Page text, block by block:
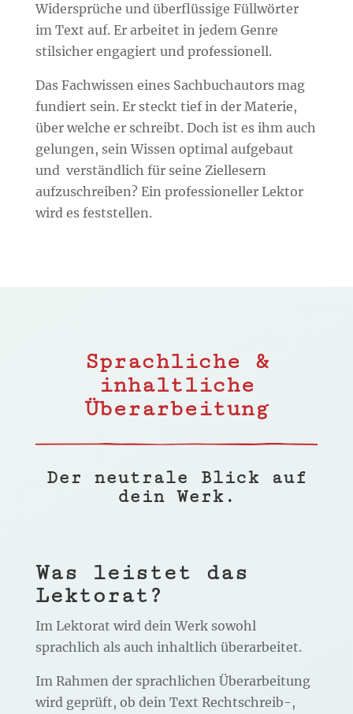
Widersprüche und überflüssige Füllwörter
im Text auf. Er arbeitet in jedem Genre
stilsicher engagiert und professionell.
Das Fachwissen eines Sachbuchautors mag
fundiert sein. Er steckt tief in der Materie,
über welche er schreibt. Doch ist es ihm auch
gelungen, sein Wissen optimal aufgebaut
und verständlich für seine Ziellesern
aufzuschreiben? Ein professioneller Lektor
wird es feststellen.
Sprachliche &
inhaltliche
Überarbeitung
Der neutrale Blick auf
dein Werk.
Was leistet das
Lektorat?
Im Lektorat wird dein Werk sowohl
sprachlich als auch inhaltlich überarbeitet.
Im Rahmen der sprachlichen Überarbeitung
wird geprüft, ob dein Text Rechtschreib-,